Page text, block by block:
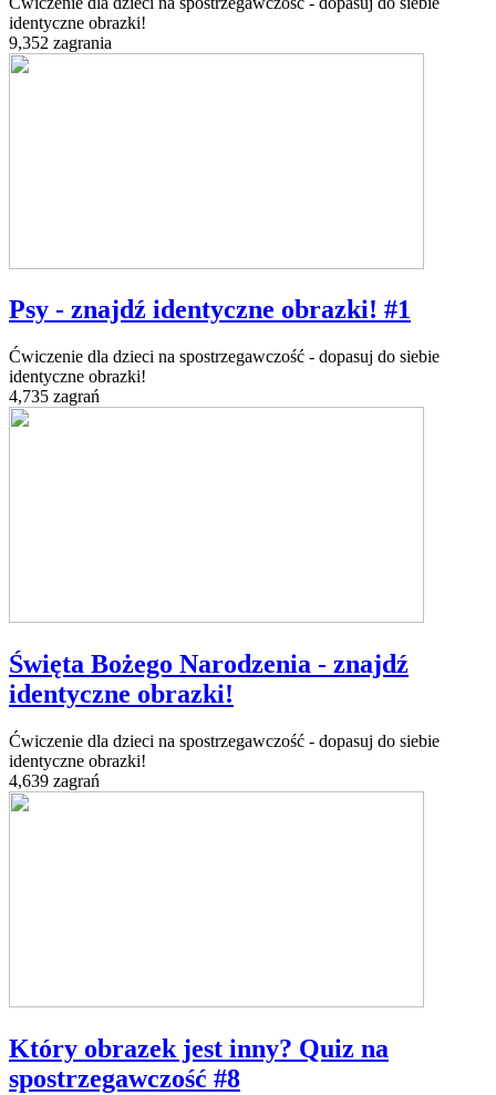
identyczne obrazki!
9,352 zagrania
Psy - znajdź identyczne obrazki! #1
Ćwiczenie dla dzieci na spostrzegawczość - dopasuj do siebie
identyczne obrazki!
4,735 zagrań
Święta Bożego Narodzenia - znajdź
identyczne obrazki!
Ćwiczenie dla dzieci na spostrzegawczość - dopasuj do siebie
identyczne obrazki!
4,639 zagrań
Który obrazek jest inny? Quiz na
spostrzegawczość #8